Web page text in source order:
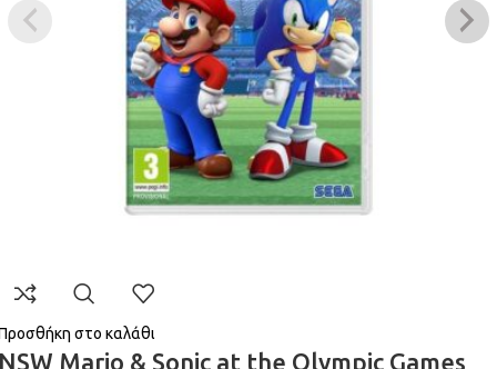
στο καλάθι
Mario & Sonic at the Olympic Games